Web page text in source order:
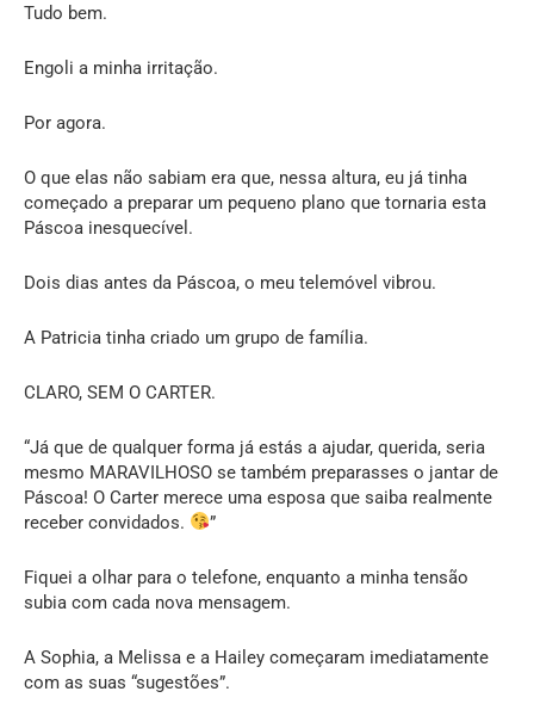
Tudo bem.
Engoli a minha irritação.
Por agora.
O que elas não sabiam era que, nessa altura, eu já tinha
começado a preparar um pequeno plano que tornaria esta
Páscoa inesquecível.
Dois dias antes da Páscoa, o meu telemóvel vibrou.
A Patricia tinha criado um grupo de família.
CLARO, SEM O CARTER.
“Já que de qualquer forma já estás a ajudar, querida, seria
mesmo MARAVILHOSO se também preparasses o jantar de
Páscoa! O Carter merece uma esposa que saiba realmente
receber convidados.
”
Fiquei a olhar para o telefone, enquanto a minha tensão
subia com cada nova mensagem.
A Sophia, a Melissa e a Hailey começaram imediatamente
com as suas “sugestões”.